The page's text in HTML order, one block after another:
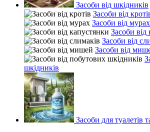
Засоби від шкідників
Засоби від
Засоби від мурах
Засоби від
Засоби від
Засоби від
шкідників
Засоби для туалетів